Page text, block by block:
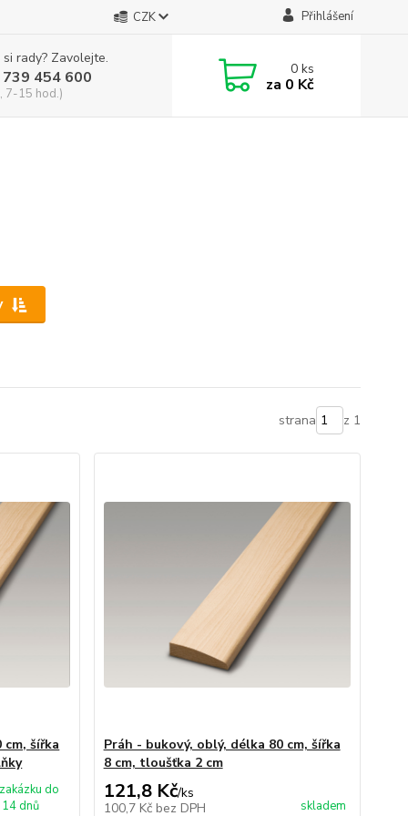
CZK Přihlášení
rady? Zavolejte.
454 600
7-15 hod.)
0ks
za 0 Kč
strana z 1
šířka
do
14 dnů
Práh - bukový, oblý, délka 80 cm, šířka
8 cm, tloušťka 2 cm
121,8 Kč/ks
100,7 Kč bez DPH skladem